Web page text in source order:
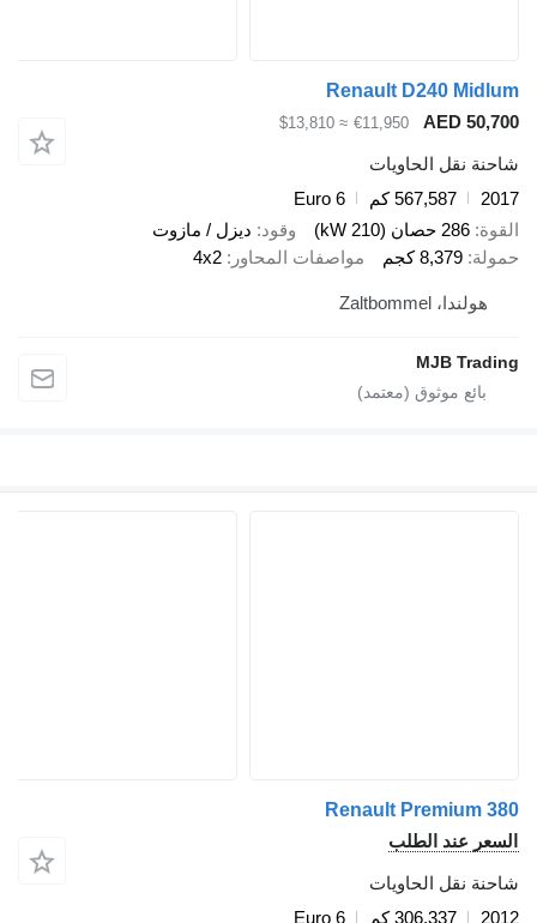
Renault D240 Midlum
AED 50,700
€11,950
≈ $13,810
شاحنة نقل الحاويات
2017
567,587 كم
Euro 6
القوة 286 حصان (210 kW) وقود ديزل / مازوت
حمولة 8,379 كجم مواصفات المحاور 4x2
هولندا، Zaltbommel
MJB Trading
Renault Premium 380
السعر عند الطلب
شاحنة نقل الحاويات
2012
306,337 كم Euro 6